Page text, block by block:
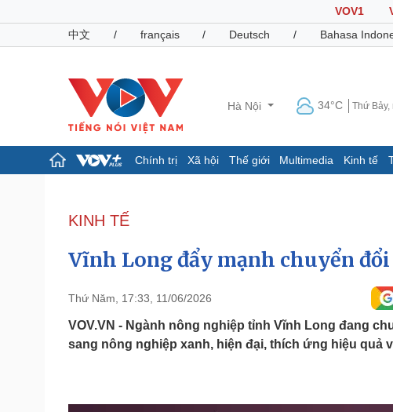
VOV1
中文
/ français / Deutsch / Bahasa
Hà Nội 34°C Thứ Bảy,
Chính trị Xã hội Thế giới Multimedia Kinh tế
Đảng
Tổ chức nhân sự
Nhận diện sự thật
Dấu ấn VOV
Pháp luật
Vụ án
Quân sự - Quốc phòng
Vũ khí
KINH TẾ
Vĩnh Long đẩy mạnh chuyển
Thứ Năm, 17:33, 11/06/2026
VOV.VN - Ngành nông nghiệp tỉnh Vĩnh Long đang
sang nông nghiệp xanh, hiện đại, thích ứng hiệu quả